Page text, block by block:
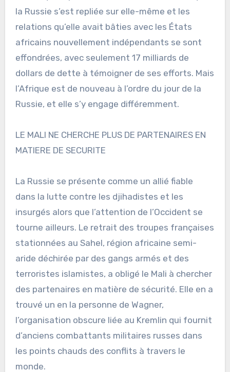
la Russie s’est repliée sur elle-même et les
relations qu’elle avait bâties avec les États
africains nouvellement indépendants se sont
effondrées, avec seulement 17 milliards de
dollars de dette à témoigner de ses efforts. Mais
l’Afrique est de nouveau à l’ordre du jour de la
Russie, et elle s’y engage différemment.
LE MALI NE CHERCHE PLUS DE PARTENAIRES EN
MATIERE DE SECURITE
La Russie se présente comme un allié fiable
dans la lutte contre les djihadistes et les
insurgés alors que l’attention de l’Occident se
tourne ailleurs. Le retrait des troupes françaises
stationnées au Sahel, région africaine semi-
aride déchirée par des gangs armés et des
terroristes islamistes, a obligé le Mali à chercher
des partenaires en matière de sécurité. Elle en a
trouvé un en la personne de Wagner,
l’organisation obscure liée au Kremlin qui fournit
d’anciens combattants militaires russes dans
les points chauds des conflits à travers le
monde.